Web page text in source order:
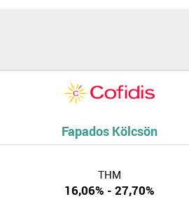
Fapados Kölcsön
THM
16,06% - 27,70%